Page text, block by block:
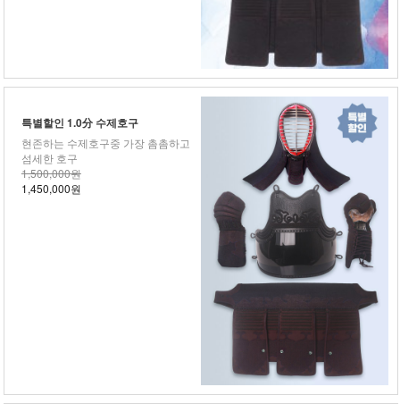
특별할인 1.0分 수제호구
현존하는 수제호구중 가장 촘촘하고
섬세한 호구
1,500,000원
1,450,000원